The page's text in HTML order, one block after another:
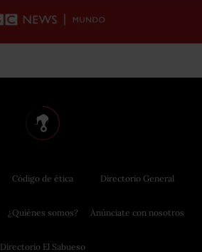
Código de ética
¿Quiénes somos?
Directorio El Sabueso
Directorio General
Anúnciate con nosotros